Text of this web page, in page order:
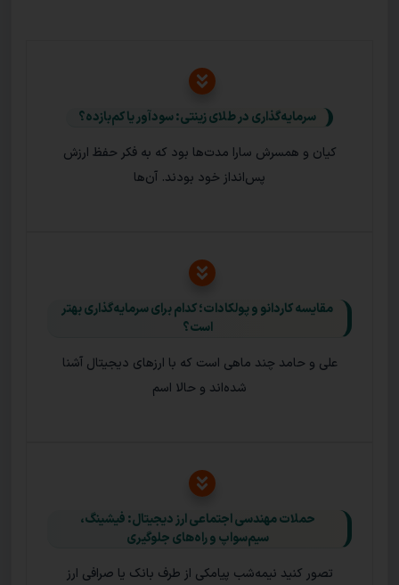
سرمایه‌گذاری در طلای زینتی: سودآور یا کم‌بازده؟
کیان و همسرش سارا مدت‌ها بود که به فکر حفظ ارزش
پس‌انداز خود بودند. آن‌ها
مقایسه کاردانو و پولکادات؛ کدام برای سرمایه‌گذاری بهتر
است؟
علی و حامد چند ماهی است که با ارزهای دیجیتال آشنا
شده‌اند و حالا اسم
حملات مهندسی اجتماعی ارز دیجیتال: فیشینگ،
سیم‌سواپ و راه‌های جلوگیری
تصور کنید نیمه‌شب پیامکی از طرف بانک یا صرافی ارز